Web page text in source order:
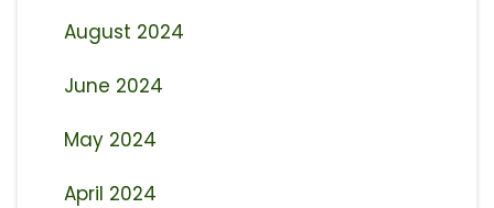
August 2024
June 2024
May 2024
April 2024